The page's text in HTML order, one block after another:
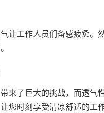
工作人员们备感疲惫。
了巨大的挑战，而透气
您时刻享受清凉舒适的工作